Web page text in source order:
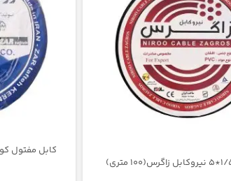
کابل مفتول کولری 1*4 زرتافته